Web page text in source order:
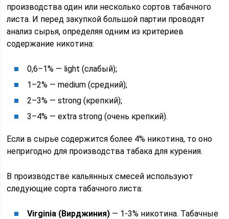
производства один или несколько сортов табачного
листа. И перед закупкой большой партии проводят
анализ сырья, определяя одним из критериев
содержание никотина:
0,6–1% — light (слабый);
1–2% — medium (средний);
2–3% — strong (крепкий);
3–4% — extra strong (очень крепкий).
Если в сырье содержится более 4% никотина, то оно
непригодно для производства табака для курения.
В производстве кальянных смесей используют
следующие сорта табачного листа:
Virginia (Вирджиния) — 1-3% никотина. Табачные